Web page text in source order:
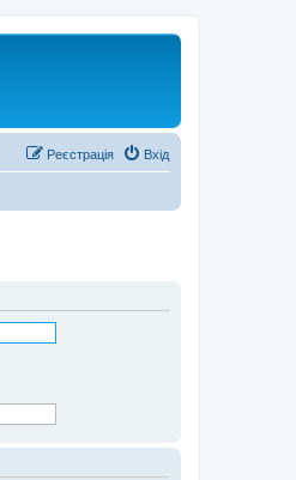
Вхід
Реєстрація